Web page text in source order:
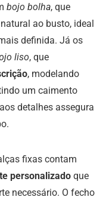
bojo bolha, que
ao busto, ideal
definida. Já os
liso, que
, modelando
um caimento
detalhes assegura
fixas contam
personalizado que
necessário. O fecho